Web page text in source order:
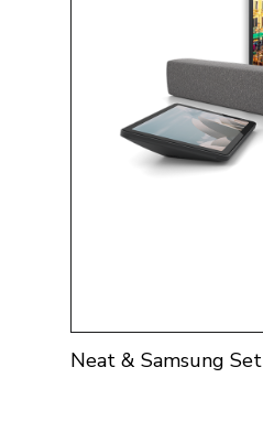
Neat & Samsung Set